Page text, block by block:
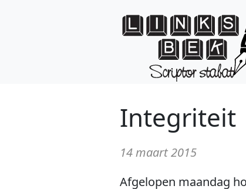
Integriteit
14 maart 2015
Afgelopen maandag